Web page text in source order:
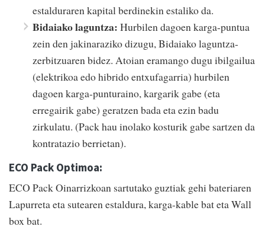
estalduraren kapital berdinekin estaliko da.
Bidaiako laguntza: Hurbilen dagoen karga-puntua
zein den jakinaraziko dizugu, Bidaiako laguntza-
zerbitzuaren bidez. Atoian eramango dugu ibilgailua
(elektrikoa edo hibrido entxufagarria) hurbilen
dagoen karga-punturaino, kargarik gabe (eta
erregairik gabe) geratzen bada eta ezin badu
zirkulatu. (Pack hau inolako kosturik gabe sartzen da
kontratazio berrietan).
ECO Pack Optimoa:
ECO Pack Oinarrizkoan sartutako guztiak gehi bateriaren
Lapurreta eta sutearen estaldura, karga-kable bat eta Wall
box bat.